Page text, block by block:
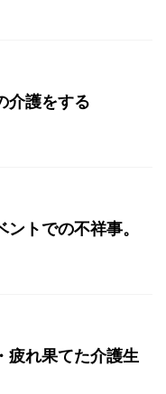
介護をする
トでの不祥事。
疲れ果てた介護生